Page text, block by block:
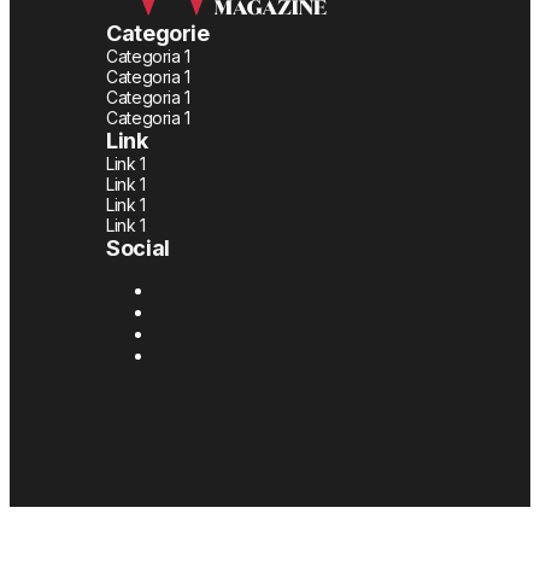
Categorie
Categoria 1
Categoria 1
Categoria 1
Categoria 1
Link
Link 1
Link 1
Link 1
Link 1
Social